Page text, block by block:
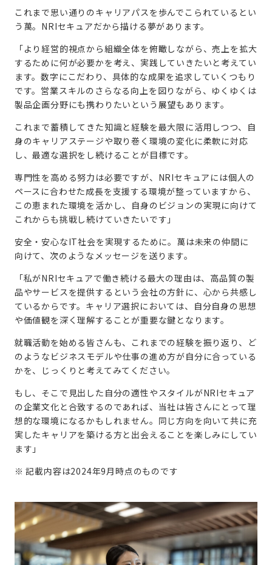
これまで思い通りのキャリアパスを歩んでこられているとい
う萬。NRIセキュアだから描ける夢があります。
「より経営的視点から組織全体を俯瞰しながら、売上を拡大
するために何が必要かを考え、実践していきたいと考えてい
ます。数字にこだわり、具体的な成果を追求していくつもり
です。営業スキルのさらなる向上を図りながら、ゆくゆくは
製品企画分野にも携わりたいという展望もあります。
これまで蓄積してきた知識と経験を最大限に活用しつつ、自
身のキャリアステージや取り巻く環境の変化に柔軟に対応
し、最適な選択をし続けることが目標です。
専門性を高める努力は必要ですが、NRIセキュアには個人の
ペースに合わせた成長を支援する環境が整っていますから、
この恵まれた環境を活かし、自身のビジョンの実現に向けて
これからも挑戦し続けていきたいです」
安全・安心なIT社会を実現するために。萬は未来の仲間に
向けて、次のようなメッセージを送ります。
「私がNRIセキュアで働き続ける最大の理由は、高品質の製
品やサービスを提供するという会社の方針に、心から共感し
ているからです。キャリア選択においては、自分自身の思想
や価値観を深く理解することが重要な鍵となります。
就職活動を始める皆さんも、これまでの経験を振り返り、ど
のようなビジネスモデルや仕事の進め方が自分に合っている
かを、じっくりと考えてみてください。
もし、そこで見出した自分の適性やスタイルがNRIセキュア
の企業文化と合致するのであれば、当社は皆さんにとって理
想的な環境になるかもしれません。同じ方向を向いて共に充
実したキャリアを築ける方と出会えることを楽しみにしてい
ます」
※ 記載内容は2024年9月時点のものです